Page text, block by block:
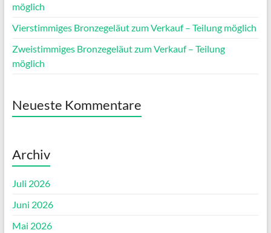
möglich
Vierstimmiges Bronzegeläut zum Verkauf – Teilung möglich
Zweistimmiges Bronzegeläut zum Verkauf – Teilung
möglich
Neueste Kommentare
Archiv
Juli 2026
Juni 2026
Mai 2026